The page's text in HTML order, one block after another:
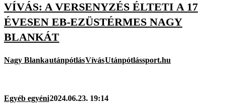
VÍVÁS: A VERSENYZÉS ÉLTETI A 17
ÉVESEN EB-EZÜSTÉRMES NAGY
BLANKÁT
Nagy BlankautánpótlásVívásUtánpótlássport.hu
Egyéb egyéni2024.06.23. 19:14